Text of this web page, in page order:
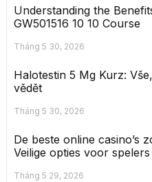
Understanding the
GW501516 10 10 Course
Tháng 5 30, 2026
Halotestin 5 Mg Kurz:
vědět
Tháng 5 30, 2026
De beste online casino’s
Veilige opties voor
Tháng 5 29, 2026